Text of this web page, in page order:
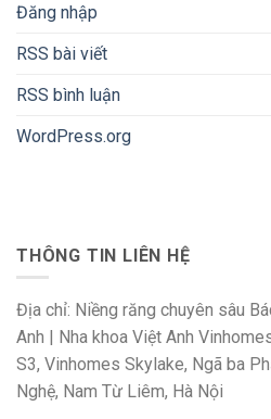
Đăng nhập
RSS bài viết
RSS bình luận
WordPress.org
THÔNG TIN LIÊN HỆ
Địa chỉ: Niềng răng chuyên sâu
Anh | Nha khoa Việt Anh
S3, Vinhomes Skylake, Ngã ba
Nghệ, Nam Từ Liêm, Hà Nội